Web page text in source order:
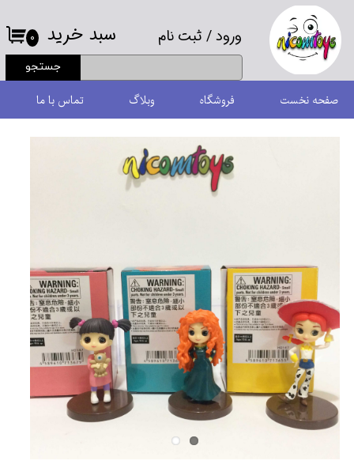
ورود/ ثبت نام
حساب کاربری من
تغییر گذر واژه
سفارشات
خروج از حساب کاربری
جستجو
۰ سبد خرید
صفحه نخست فروشگاه وبلاگ تماس با ما